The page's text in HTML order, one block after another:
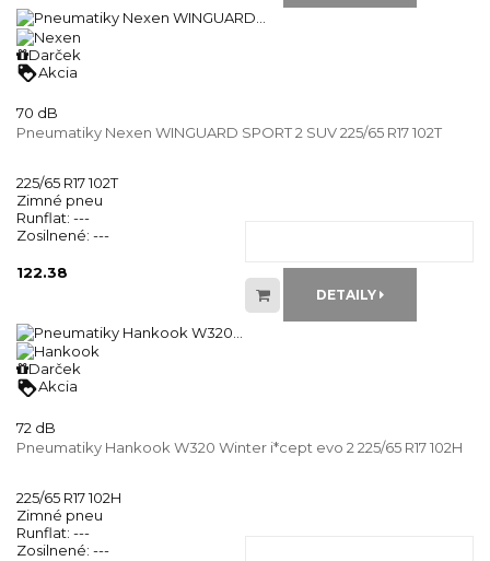
Darček
loyaltyAkcia
70 dB
Pneumatiky Nexen WINGUARD SPORT 2 SUV 225/65 R17 102T
225/65 R17 102T
Zimné pneu
Runflat: ---
Zosilnené: ---
122.38
DETAILY
Darček
loyaltyAkcia
72 dB
Pneumatiky Hankook W320 Winter i*cept evo 2 225/65 R17 102H
225/65 R17 102H
Zimné pneu
Runflat: ---
Zosilnené: ---